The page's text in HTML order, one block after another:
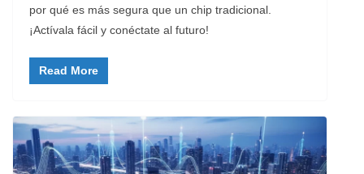
por qué es más segura que un chip tradicional.
¡Actívala fácil y conéctate al futuro!
Read More